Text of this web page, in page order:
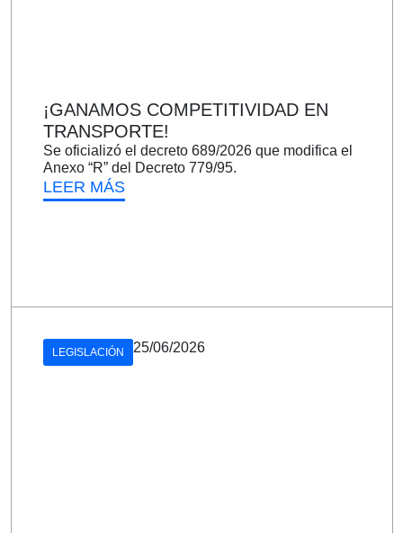
¡GANAMOS COMPETITIVIDAD EN
TRANSPORTE!
Se oficializó el decreto 689/2026 que modifica el
Anexo “R” del Decreto 779/95.
LEER MÁS
LEGISLACIÓN 25/06/2026